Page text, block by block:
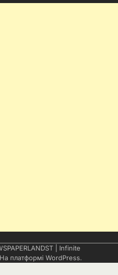
| Infinite
платформі WordPress.